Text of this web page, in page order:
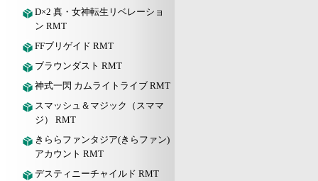
D×2 真・女神転生リベレーショ
ン RMT
FFブリゲイド RMT
ブラウンダスト RMT
神式一閃 カムライトライブ RMT
スマッシュ＆マジック（スママ
ジ） RMT
きららファンタジア(きらファン)
アカウント RMT
デスティニーチャイルド RMT